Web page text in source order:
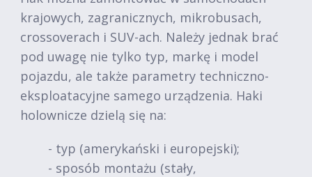
krajowych, zagranicznych, mikrobusach,
crossoverach i SUV-ach. Należy jednak brać
pod uwagę nie tylko typ, markę i model
pojazdu, ale także parametry techniczno-
eksploatacyjne samego urządzenia. Haki
holownicze dzielą się na:
- typ (amerykański i europejski);
- sposób montażu (stały,